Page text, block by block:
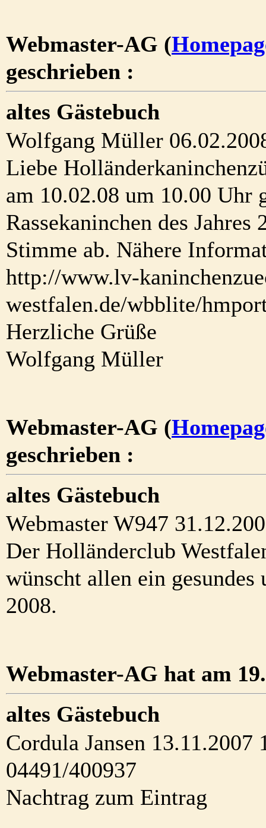
Webmaster-AG (
geschrieben :
altes Gästebuch
Wolfgang Müller
Liebe
am 10.02.08 um 10.00 Uhr
Rassekaninchen des
Stimme ab. Nähere
http://www.lv-
westfalen.de/wbblite/
Herzliche Grüße
Wolfgang Müller
Webmaster-AG (
geschrieben :
altes Gästebuch
Webmaster W947
Der Holländerclub
wünscht allen ein gesundes
2008.
Webmaster-AG hat am
altes Gästebuch
Cordula Jansen 13.11.2007
04491/400937
Nachtrag zum Eintrag